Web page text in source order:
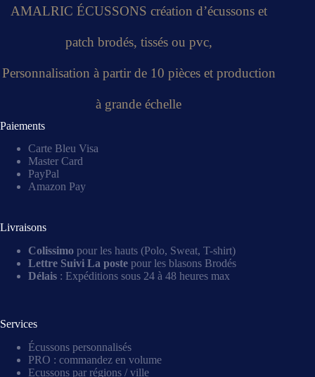
AMALRIC ÉCUSSONS création d’écussons et
patch brodés, tissés ou pvc,
Personnalisation à partir de 10 pièces et production
à grande échelle
Paiements
Carte Bleu Visa
Master Card
PayPal
Amazon Pay
Livraisons
Colissimo pour les hauts (Polo, Sweat, T-shirt)
Lettre Suivi La poste pour les blasons Brodés
Délais : Expéditions sous 24 à 48 heures max
Services
Écussons personnalisés
PRO : commandez en volume
Ecussons par régions / ville